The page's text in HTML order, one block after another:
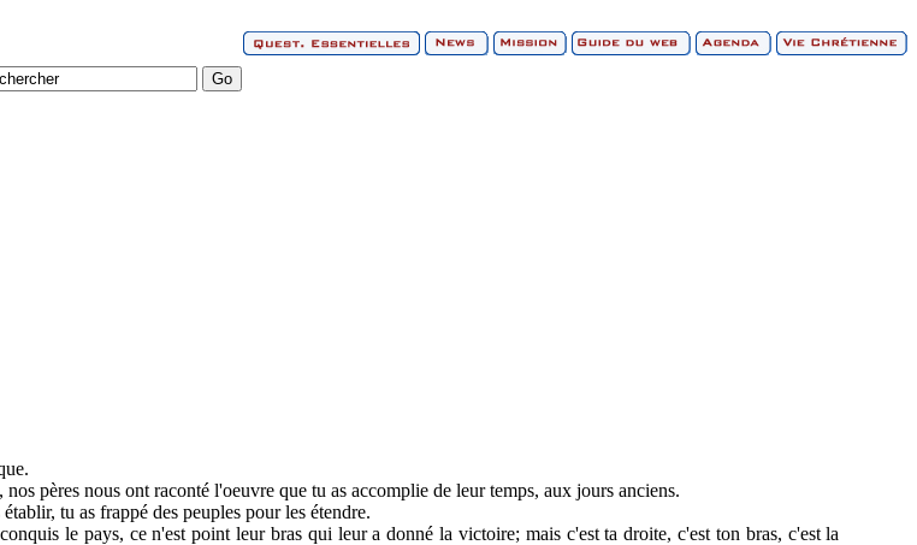
pères nous ont raconté l'oeuvre que tu as accomplie de leur temps, aux jours anciens.
tu as frappé des peuples pour les étendre.
le pays, ce n'est point leur bras qui leur a donné la victoire; mais c'est ta droite, c'est ton bras, c'est la